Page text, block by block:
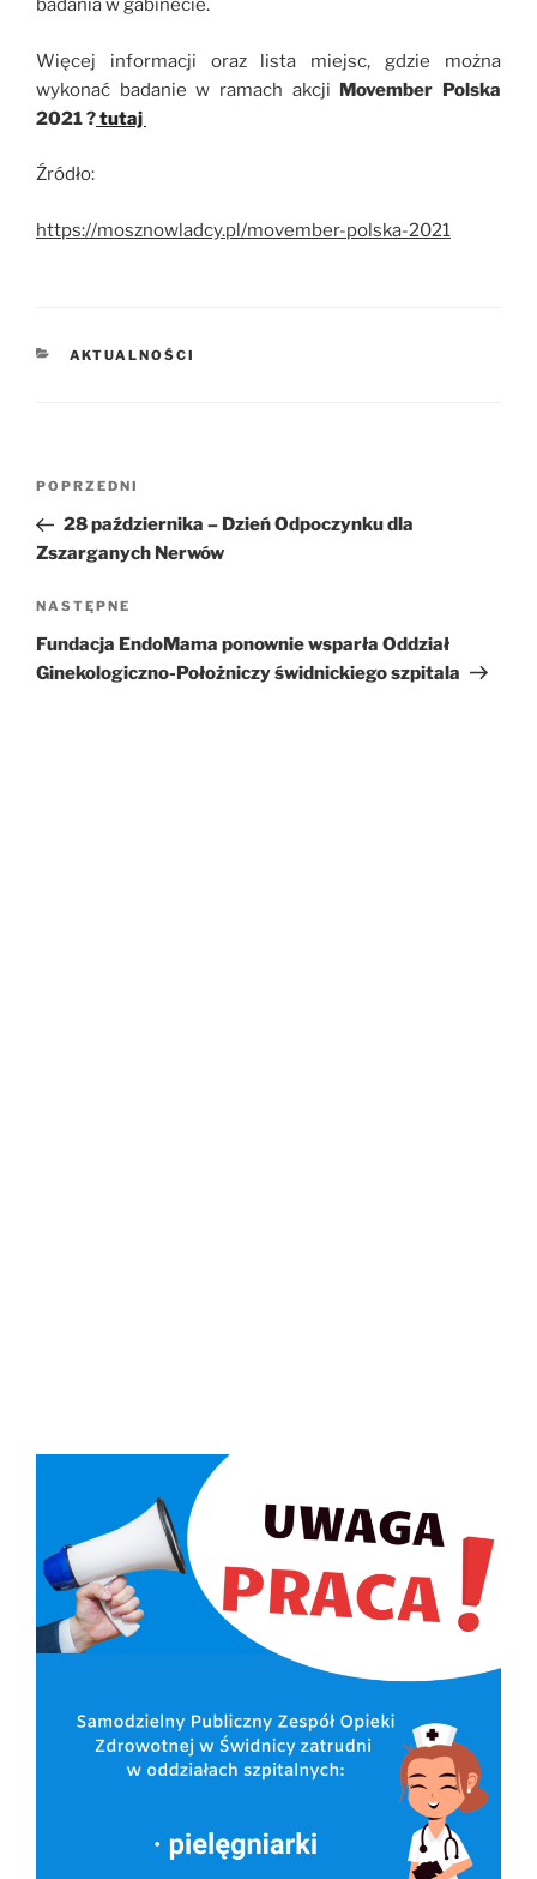
badania w gabinecie.
Więcej informacji oraz lista miejsc, gdzie można
wykonać badanie w ramach akcji Movember Polska
2021 ?tutaj
Źródło:
https://mosznowladcy.pl/movember-polska-2021
KATEGORIE
AKTUALNOŚCI
wpisu
Poprzedni
wpis
POPRZEDNI
28 października – Dzień Odpoczynku dla
Zszarganych Nerwów
Następny
wpis
NASTĘPNE
Fundacja EndoMama ponownie wsparła Oddział
Ginekologiczno-Położniczy świdnickiego szpitala